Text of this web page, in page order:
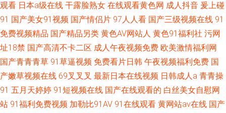
观看 日本a级在线 干露脸熟女 在线观看黄色网 成人抖音 爰上碰
91 国产美女91视频 国产情侣片 97人人看 国产三级视频在线 91
免费视频精品 国产精品另类 黄色AV网站人 黄色91福利社 污网
址18禁 国产高清不卡二区 成人午夜视频免费 欧美激情福利网
国产青青青草 91草逼视频 免费看片日韩 午夜视频福利免费 国
产嫩草视频在线 69叉叉叉 最新日本在线视频 日韩成人a 青青操
91 五月天婷婷 91短视频在线 国产在线观看的 白丝美女自慰网
站 91福利免费视频 加勒比91AV 91在线观看 黄网站av在线 国产